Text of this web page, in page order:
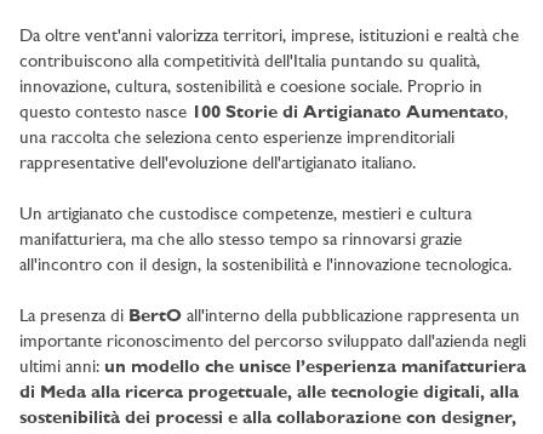
Da oltre vent'anni valorizza territori, imprese, istituzioni e realtà che
contribuiscono alla competitività dell'Italia puntando su qualità,
innovazione, cultura, sostenibilità e coesione sociale. Proprio in
questo contesto nasce 100 Storie di Artigianato Aumentato,
una raccolta che seleziona cento esperienze imprenditoriali
rappresentative dell'evoluzione dell'artigianato italiano.
Un artigianato che custodisce competenze, mestieri e cultura
manifatturiera, ma che allo stesso tempo sa rinnovarsi grazie
all'incontro con il design, la sostenibilità e l'innovazione tecnologica.
La presenza di BertO all'interno della pubblicazione rappresenta un
importante riconoscimento del percorso sviluppato dall'azienda negli
ultimi anni: un modello che unisce l’esperienza manifatturiera
di Meda alla ricerca progettuale, alle tecnologie digitali, alla
sostenibilità dei processi e alla collaborazione con designer,